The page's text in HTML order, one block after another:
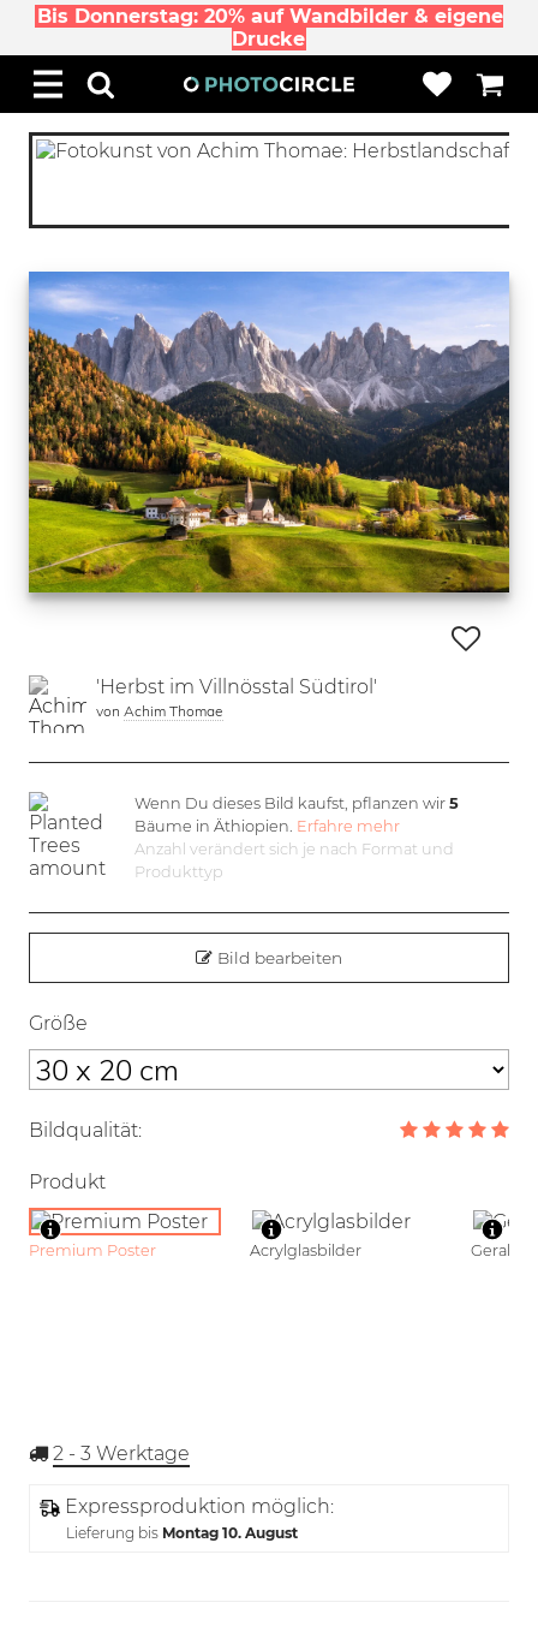
Bis Donnerstag: 20% auf Wandbilder & eigene
Drucke
'Herbst im Villnösstal Südtirol'
von Achim Thomae
Wenn Du dieses Bild kaufst, pflanzen wir 5
Bäume in Äthiopien. Erfahre mehr
Anzahl verändert sich je nach Format und
Produkttyp
Bild bearbeiten
Größe
Bildqualität:
Produkt
Premium Poster Acrylglasbilder
2 - 3 Werktage
Expressproduktion möglich:
Lieferung bis Montag 10. August